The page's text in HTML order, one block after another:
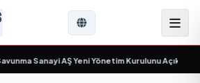
Sanayi AŞ Yeni Yönetim Kurulunu